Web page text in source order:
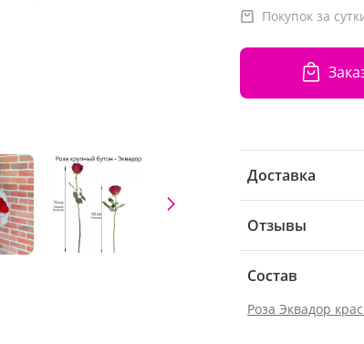
Покупок за
Доставка
Отзывы
Состав
Роза Эквадор